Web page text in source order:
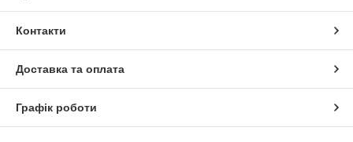
Контакти
Доставка та оплата
Графік роботи